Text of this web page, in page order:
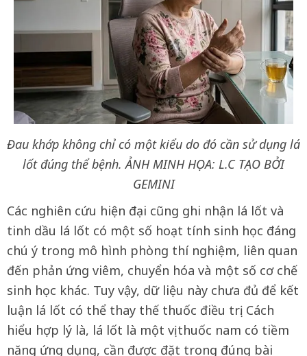
Đau khớp không chỉ có một kiểu do đó cần sử dụng lá
lốt đúng thể bệnh.ẢNH MINH HỌA: L.C TẠO BỞI
GEMINI
Các nghiên cứu hiện đại cũng ghi nhận lá lốt và
tinh dầu lá lốt có một số hoạt tính sinh học đáng
chú ý trong mô hình phòng thí nghiệm, liên quan
đến phản ứng viêm, chuyển hóa và một số cơ chế
sinh học khác. Tuy vậy, dữ liệu này chưa đủ để kết
luận lá lốt có thể thay thế thuốc điều trị. Cách
hiểu hợp lý là, lá lốt là một vị thuốc nam có tiềm
năng ứng dụng, cần được đặt trong đúng bài